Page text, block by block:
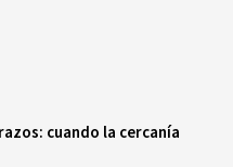
cuando la cercanía